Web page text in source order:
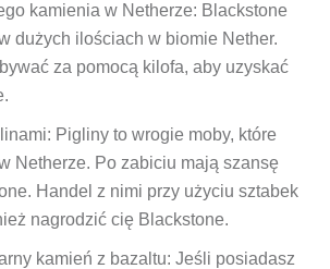
kamienia w Netherze: Blackstone
dużych ilościach w biomie Nether.
za pomocą kilofa, aby uzyskać
Pigliny to wrogie moby, które
Netherze. Po zabiciu mają szansę
Handel z nimi przy użyciu sztabek
nagrodzić cię Blackstone.
kamień z bazaltu: Jeśli posiadasz